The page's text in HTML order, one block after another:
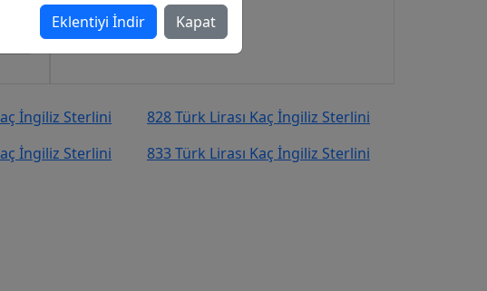
İngiliz Sterlini
828 Türk Lirası Kaç İngiliz Sterlini
İngiliz Sterlini
833 Türk Lirası Kaç İngiliz Sterlini
Eklentiyi İndir Kapat